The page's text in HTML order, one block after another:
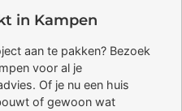
in Kampen
aan te pakken? Bezoek
voor al je
Of je nu een huis
of gewoon wat